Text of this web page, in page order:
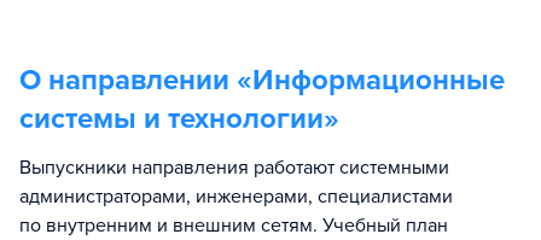
О направлении «Информационные
системы и технологии»
Выпускники направления работают системными
администраторами, инженерами, специалистами
по внутренним и внешним сетям. Учебный план